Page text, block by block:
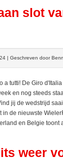
slot
| Geschreven door
a tutti! De Giro
en nog steeds
jij de wedstrijd
in de nieuwste
en Belgie toont
weer